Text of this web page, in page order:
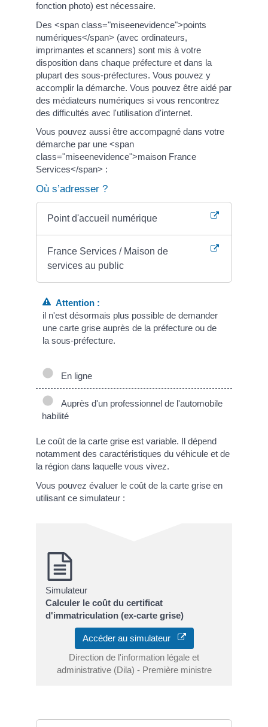
fonction photo) est nécessaire.
Des <span class="miseenevidence">points
numériques</span> (avec ordinateurs,
imprimantes et scanners) sont mis à votre
disposition dans chaque préfecture et dans la
plupart des sous-préfectures. Vous pouvez y
accomplir la démarche. Vous pouvez être aidé par
des médiateurs numériques si vous rencontrez
des difficultés avec l'utilisation d'internet.
Vous pouvez aussi être accompagné dans votre
démarche par une <span
class="miseenevidence">maison France
Services</span> :
Où s’adresser ?
Point d'accueil numérique
France Services / Maison de
services au public
Attention :
il n'est désormais plus possible de demander
une carte grise auprès de la préfecture ou de
la sous-préfecture.
En ligne
Auprès d'un professionnel de l'automobile
habilité
Le coût de la carte grise est variable. Il dépend
notamment des caractéristiques du véhicule et de
la région dans laquelle vous vivez.
Vous pouvez évaluer le coût de la carte grise en
utilisant ce simulateur :
Simulateur
Calculer le coût du certificat
d'immatriculation (ex-carte grise)
Accéder au simulateur
Direction de l'information légale et
administrative (Dila) - Première ministre